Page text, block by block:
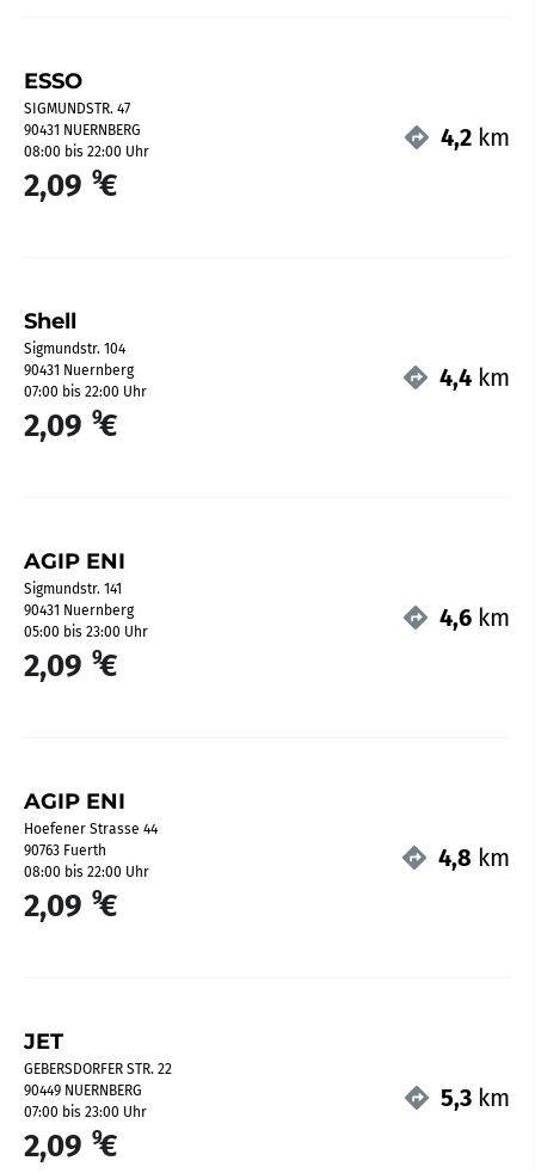
ESSO
SIGMUNDSTR. 47
90431 NUERNBERG
08:00 bis 22:00 Uhr
2,09 9€
4,2 km
Shell
Sigmundstr. 104
90431 Nuernberg
07:00 bis 22:00 Uhr
2,09 9€
4,4 km
AGIP ENI
Sigmundstr. 141
90431 Nuernberg
05:00 bis 23:00 Uhr
2,09 9€
4,6 km
AGIP ENI
Hoefener Strasse 44
90763 Fuerth
08:00 bis 22:00 Uhr
2,09 9€
4,8 km
JET
GEBERSDORFER STR. 22
90449 NUERNBERG
07:00 bis 23:00 Uhr
2,09 9€
5,3 km